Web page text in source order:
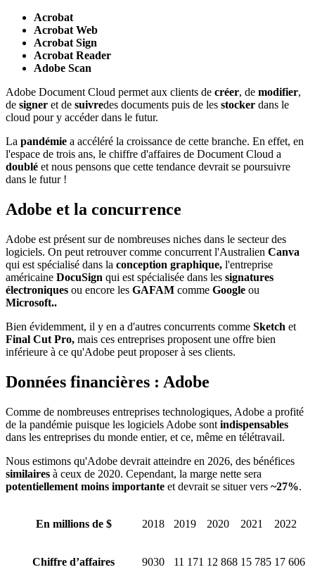
Acrobat
Acrobat Web
Acrobat Sign
Acrobat Reader
Adobe Scan
Adobe Document Cloud permet aux clients de créer, de modifier,
de signer et de suivredes documents puis de les stocker dans le
cloud pour y accéder dans le futur.
La pandémie a accéléré la croissance de cette branche. En effet, en
l'espace de trois ans, le chiffre d'affaires de Document Cloud a
doublé et nous pensons que cette tendance devrait se poursuivre
dans le futur !
Adobe et la concurrence
Adobe est présent sur de nombreuses niches dans le secteur des
logiciels. On peut retrouver comme concurrent l'Australien Canva
qui est spécialisé dans la conception graphique, l'entreprise
américaine DocuSign qui est spécialisée dans les signatures
électroniques ou encore les GAFAM comme Google ou
Microsoft..
Bien évidemment, il y en a d'autres concurrents comme Sketch et
Final Cut Pro, mais ces entreprises proposent une offre bien
inférieure à ce qu'Adobe peut proposer à ses clients.
Données financières : Adobe
Comme de nombreuses entreprises technologiques, Adobe a profité
de la pandémie puisque les logiciels Adobe sont indispensables
dans les entreprises du monde entier, et ce, même en télétravail.
Nous estimons qu'Adobe devrait atteindre en 2026, des bénéfices
similaires à ceux de 2020. Cependant, la marge nette sera
potentiellement moins importante et devrait se situer vers ~27%.
En millions de $ 2018 2019 2020 2021 2022
Chiffre d’affaires 9030 11 171 12 868 15 785 17 606